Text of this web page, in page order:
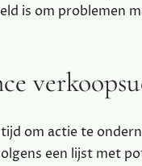
is om problemen
om actie te
een lijst met